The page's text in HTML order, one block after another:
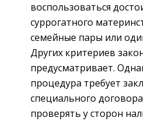
воспользоваться
суррогатного
семейные пары или
Других критериев
предусматривает.
процедура требует
специального
проверять у сторон